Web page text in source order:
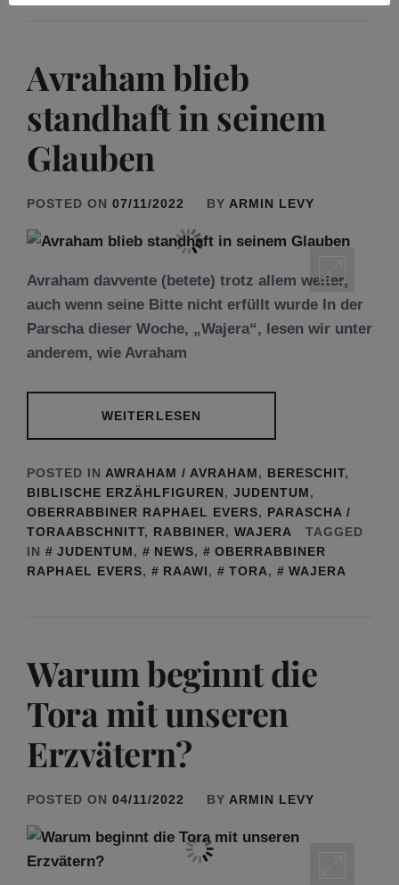
Avraham blieb
standhaft in seinem
Glauben
POSTED ON 07/11/2022 BY ARMIN LEVY
Avraham davvente (betete) trotz allem weiter,
auch wenn seine Bitte nicht erfüllt wurde In der
Parscha dieser Woche, „Wajera“, lesen wir unter
anderem, wie Avraham
WEITERLESEN
POSTED IN AWRAHAM / AVRAHAM, BERESCHIT,
BIBLISCHE ERZÄHLFIGUREN, JUDENTUM,
OBERRABBINER RAPHAEL EVERS, PARASCHA /
TORAABSCHNITT, RABBINER, WAJERA
TAGGED
IN
JUDENTUM, NEWS,
OBERRABBINER
RAPHAEL EVERS, RAAWI, TORA, WAJERA
Warum beginnt die
Tora mit unseren
Erzvätern?
POSTED ON 04/11/2022 BY ARMIN LEVY